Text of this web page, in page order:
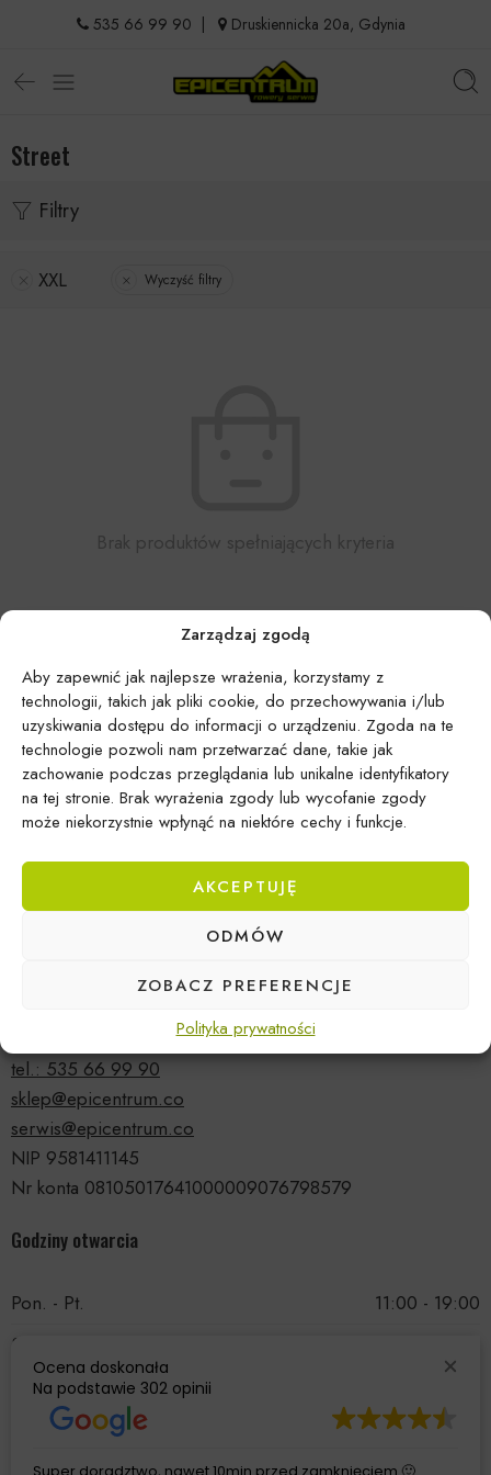
Zarządzaj zgodą
Aby zapewnić jak najlepsze wrażenia, korzystamy z
technologii, takich jak pliki cookie, do przechowywania i/lub
uzyskiwania dostępu do informacji o urządzeniu. Zgoda na te
technologie pozwoli nam przetwarzać dane, takie jak
zachowanie podczas przeglądania lub unikalne identyfikatory
na tej stronie. Brak wyrażenia zgody lub wycofanie zgody
może niekorzystnie wpłynąć na niektóre cechy i funkcje.
AKCEPTUJĘ
ODMÓW
ZOBACZ PREFERENCJE
Polityka prywatności
535 66 99 90 Druskiennicka 20a, Gdynia
Street
Filtry
XXL Wyczyść filtry
Brak produktów spełniających kryteria
Epicentrum Gdynia Wielki Kack
Michał Domański
tel.: 535 66 99 90
sklep@epicentrum.co
serwis@epicentrum.co
NIP 9581411145
Nr konta 08105017641000009076798579
Godziny otwarcia
Pon. - Pt.
11:00 - 19:00
Sobota
Niedziela
Ocena doskonała
Na podstawie 302 opinii
Super doradztwo, nawet 10min przed zamknięciem 🙂